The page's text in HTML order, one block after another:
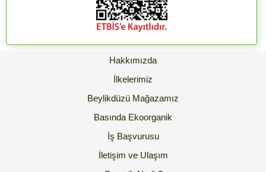
Hakkımızda
İlkelerimiz
Beylikdüzü Mağazamız
Basında Ekoorganik
İş Başvurusu
İletişim ve Ulaşım